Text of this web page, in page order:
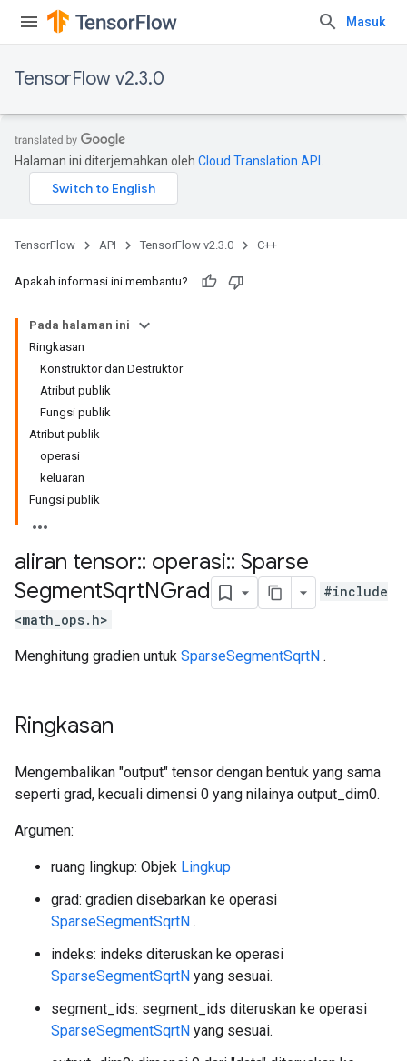
Masuk
TensorFlow v2.3.0
Halaman ini diterjemahkan oleh Cloud Translation API
TensorFlow API TensorFlow v2.3.0 C++
Apakah informasi ini membantu?
Pada halaman ini
Ringkasan
Konstruktor dan Destruktor
Atribut publik
Fungsi publik
Atribut publik
operasi
keluaran
Fungsi publik
aliran tensor:: operasi:: Sparse
SegmentSqrtNGrad
#include
<math_ops.h>
Menghitung gradien untuk SparseSegmentSqrtN .
Ringkasan
Mengembalikan "output" tensor dengan bentuk yang sama
seperti grad, kecuali dimensi 0 yang nilainya output_dim0.
Argumen:
ruang lingkup: Objek Lingkup
grad: gradien disebarkan ke operasi
SparseSegmentSqrtN .
indeks: indeks diteruskan ke operasi
SparseSegmentSqrtN yang sesuai.
segment_ids: segment_ids diteruskan ke operasi
SparseSegmentSqrtN yang sesuai.